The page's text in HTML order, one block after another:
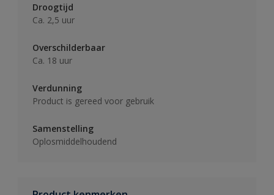
Droogtijd
Ca. 2,5 uur
Overschilderbaar
Ca. 18 uur
Verdunning
Product is gereed voor gebruik
Samenstelling
Oplosmiddelhoudend